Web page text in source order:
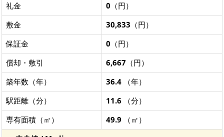
礼金
0 （円）
敷金
30,833 （円）
保証金
0 （円）
償却・敷引
6,667 （円）
築年数（年）
36.4 （年）
駅距離（分）
11.6 （分）
専有面積（㎡）
49.9 （㎡）